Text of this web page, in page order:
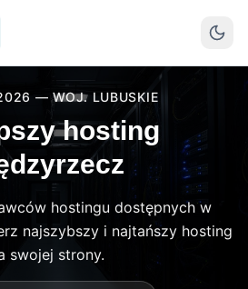
— WOJ. LUBUSKIE
hosting
hostingu dostępnych w
najszybszy i najtańszy hosting
swojej strony.